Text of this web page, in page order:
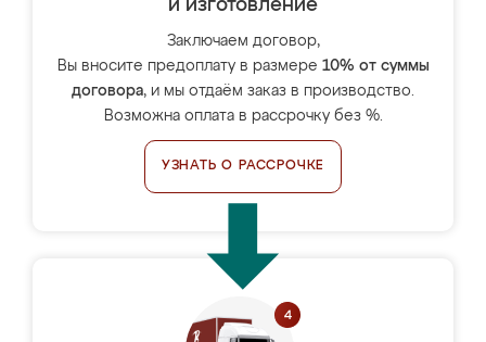
и изготовление
Заключаем договор,
Вы вносите предоплату в размере 10% от суммы
договора, и мы отдаём заказ в производство.
Возможна оплата в рассрочку без %.
УЗНАТЬ О РАССРОЧКЕ